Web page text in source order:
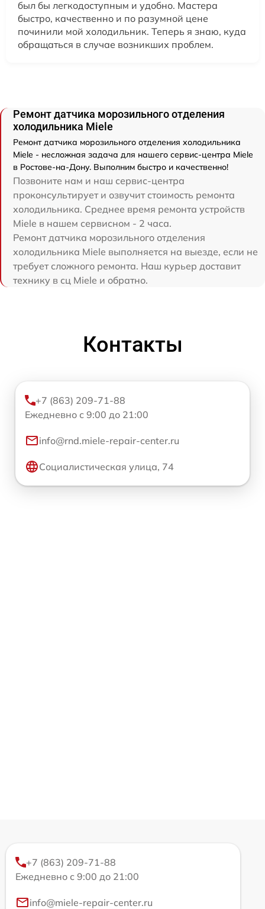
был бы легкодоступным и удобно. Мастера
быстро, качественно и по разумной цене
починили мой холодильник. Теперь я знаю, куда
обращаться в случае возникших проблем.
Ремонт датчика морозильного отделения
холодильника Miele
Ремонт датчика морозильного отделения холодильника
Miele - несложная задача для нашего сервис-центра Miele
в Ростове-на-Дону. Выполним быстро и качественно!
Позвоните нам и наш сервис-центра
проконсультирует и озвучит стоимость ремонта
холодильника. Среднее время ремонта устройств
Miele в нашем сервисном - 2 часа.
Ремонт датчика морозильного отделения
холодильника Miele выполняется на выезде, если не
требует сложного ремонта. Наш курьер доставит
технику в сц Miele и обратно.
Контакты
+7 (863) 209-71-88
Ежедневно с 9:00 до 21:00
info@rnd.miele-repair-center.ru
Социалистическая улица, 74
+7 (863) 209-71-88
Ежедневно с 9:00 до 21:00
info@miele-repair-center.ru